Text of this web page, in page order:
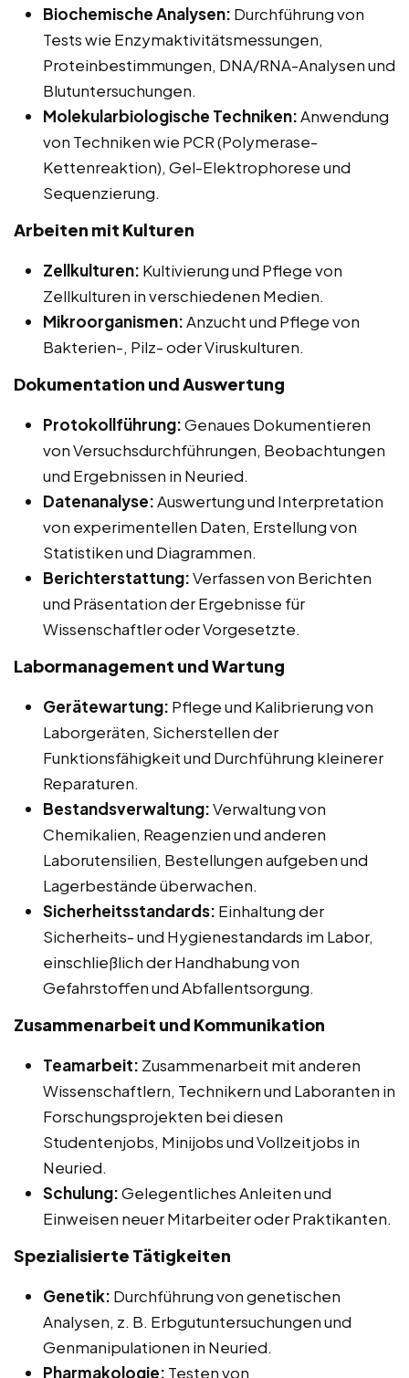
Biochemische Analysen: Durchführung von
Tests wie Enzymaktivitätsmessungen,
Proteinbestimmungen, DNA/RNA-Analysen und
Blutuntersuchungen.
Molekularbiologische Techniken:Anwendung
von Techniken wie PCR (Polymerase-
Kettenreaktion), Gel-Elektrophorese und
Sequenzierung.
Arbeiten mit Kulturen
Zellkulturen: Kultivierung und Pflege von
Zellkulturen in verschiedenen Medien.
Mikroorganismen:Anzucht und Pflege von
Bakterien-, Pilz- oder Viruskulturen.
Dokumentation und Auswertung
Protokollführung:Genaues Dokumentieren
von Versuchsdurchführungen, Beobachtungen
und Ergebnissen in Neuried.
Datenanalyse:Auswertung und Interpretation
von experimentellen Daten, Erstellung von
Statistiken und Diagrammen.
Berichterstattung:Verfassen von Berichten
und Präsentation der Ergebnisse für
Wissenschaftler oder Vorgesetzte.
Labormanagement und Wartung
Gerätewartung: Pflege und Kalibrierung von
Laborgeräten, Sicherstellen der
Funktionsfähigkeit und Durchführung kleinerer
Reparaturen.
Bestandsverwaltung:Verwaltung von
Chemikalien, Reagenzien und anderen
Laborutensilien, Bestellungen aufgeben und
Lagerbestände überwachen.
Sicherheitsstandards: Einhaltung der
Sicherheits- und Hygienestandards im Labor,
einschließlich der Handhabung von
Gefahrstoffen und Abfallentsorgung.
Zusammenarbeit und Kommunikation
Teamarbeit: Zusammenarbeit mit anderen
Wissenschaftlern, Technikern und Laboranten in
Forschungsprojekten bei diesen
Studentenjobs, Minijobs und Vollzeitjobs in
Neuried.
Schulung:Gelegentliches Anleiten und
Einweisen neuer Mitarbeiter oder Praktikanten.
Spezialisierte Tätigkeiten
Genetik: Durchführung von genetischen
Analysen, z. B. Erbgutuntersuchungen und
Genmanipulationen in Neuried.
Pharmakologie: Testen von